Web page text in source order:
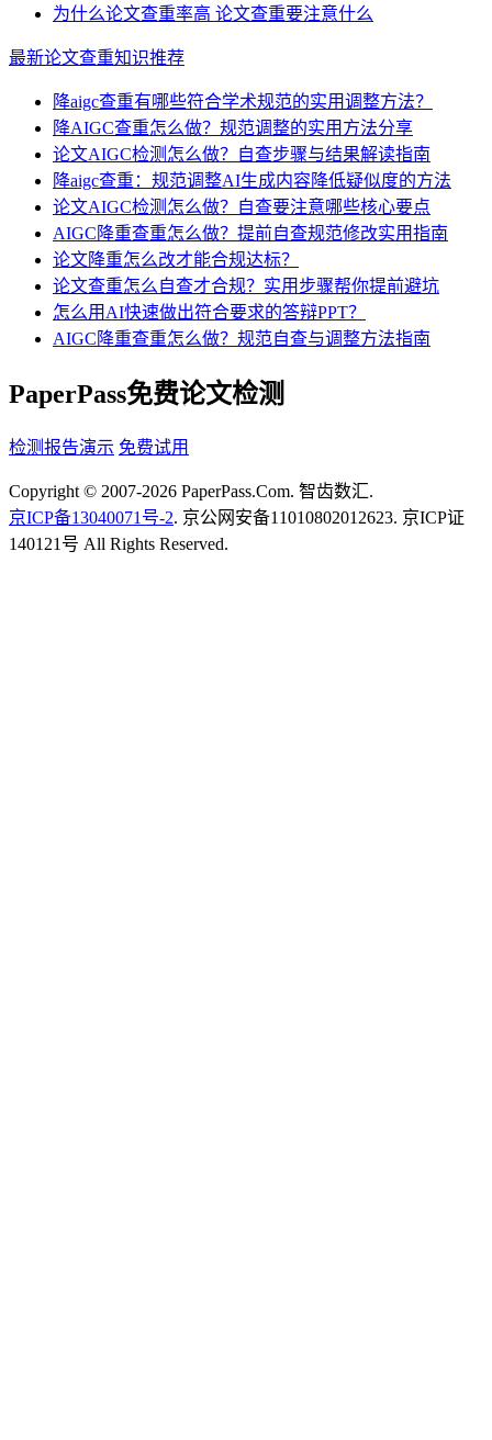
为什么论文查重率高 论文查重要注意什么
最新论文查重知识推荐
降aigc查重有哪些符合学术规范的实用调整方法？
降AIGC查重怎么做？规范调整的实用方法分享
论文AIGC检测怎么做？自查步骤与结果解读指南
降aigc查重：规范调整AI生成内容降低疑似度的方法
论文AIGC检测怎么做？自查要注意哪些核心要点
AIGC降重查重怎么做？提前自查规范修改实用指南
论文降重怎么改才能合规达标？
论文查重怎么自查才合规？实用步骤帮你提前避坑
怎么用AI快速做出符合要求的答辩PPT？
AIGC降重查重怎么做？规范自查与调整方法指南
PaperPass免费论文检测
检测报告演示 免费试用
Copyright © 2007-2026 PaperPass.Com. 智齿数汇.
京ICP备13040071号-2. 京公网安备11010802012623. 京ICP证
140121号 All Rights Reserved.